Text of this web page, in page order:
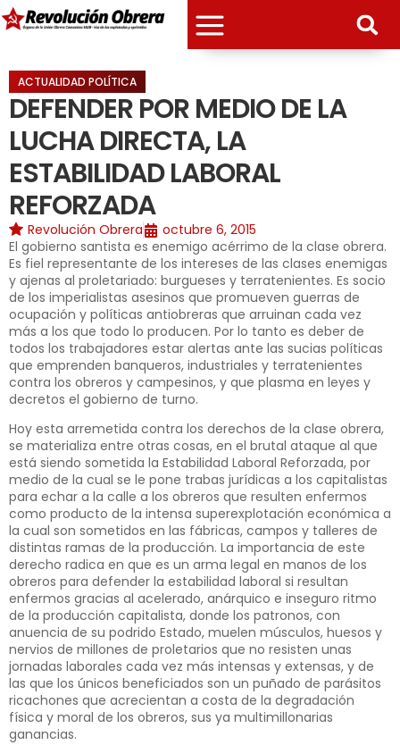
ACTUALIDAD POLÍTICA
DEFENDER POR MEDIO DE LA
LUCHA DIRECTA, LA
ESTABILIDAD LABORAL
REFORZADA
Revolución Obrera
octubre 6, 2015
El gobierno santista es enemigo acérrimo de la clase obrera.
Es fiel representante de los intereses de las clases enemigas
y ajenas al proletariado: burgueses y terratenientes. Es socio
de los imperialistas asesinos que promueven guerras de
ocupación y políticas antiobreras que arruinan cada vez
más a los que todo lo producen. Por lo tanto es deber de
todos los trabajadores estar alertas ante las sucias políticas
que emprenden banqueros, industriales y terratenientes
contra los obreros y campesinos, y que plasma en leyes y
decretos el gobierno de turno.
Hoy esta arremetida contra los derechos de la clase obrera,
se materializa entre otras cosas, en el brutal ataque al que
está siendo sometida la Estabilidad Laboral Reforzada, por
medio de la cual se le pone trabas jurídicas a los capitalistas
para echar a la calle a los obreros que resulten enfermos
como producto de la intensa superexplotación económica a
la cual son sometidos en las fábricas, campos y talleres de
distintas ramas de la producción. La importancia de este
derecho radica en que es un arma legal en manos de los
obreros para defender la estabilidad laboral si resultan
enfermos gracias al acelerado, anárquico e inseguro ritmo
de la producción capitalista, donde los patronos, con
anuencia de su podrido Estado, muelen músculos, huesos y
nervios de millones de proletarios que no resisten unas
jornadas laborales cada vez más intensas y extensas, y de
las que los únicos beneficiados son un puñado de parásitos
ricachones que acrecientan a costa de la degradación
física y moral de los obreros, sus ya multimillonarias
ganancias.